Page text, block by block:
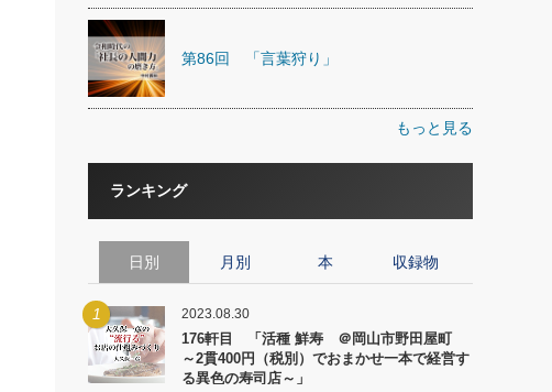
第86回 「言葉狩り」
もっと見る
ランキング
日別 月別 本 収録物
1 2023.08.30
176軒目 「活種 鮮寿 ＠岡山市野田屋町
～2貫400円（税別）でおまかせ一本で経営す
る異色の寿司店～」